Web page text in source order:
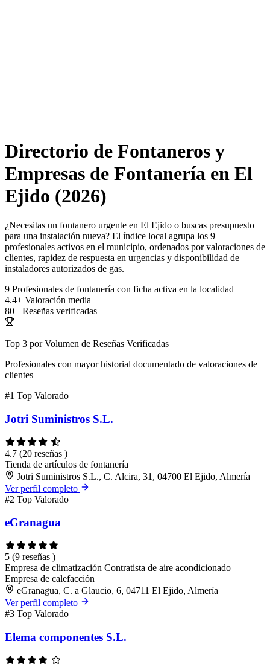
Directorio de Fontaneros y
Empresas de Fontanería en El
Ejido (2026)
¿Necesitas un fontanero urgente en El Ejido o buscas presupuesto
para una instalación nueva? El índice local agrupa los 9
profesionales activos en el municipio, ordenados por valoraciones de
clientes, rapidez de respuesta en urgencias y disponibilidad de
instaladores autorizados de gas.
9 Profesionales de fontanería con ficha activa en la localidad
4.4+ Valoración media
80+ Reseñas verificadas
Top 3 por Volumen de Reseñas Verificadas
Profesionales con mayor historial documentado de valoraciones de
clientes
#1 Top Valorado
Jotri Suministros S.L.
4.7 (20 reseñas )
Tienda de artículos de fontanería
Jotri Suministros S.L., C. Alcira, 31, 04700 El Ejido, Almería
Ver perfil completo
#2 Top Valorado
eGranagua
5 (9 reseñas )
Empresa de climatización Contratista de aire acondicionado
Empresa de calefacción
eGranagua, C. a Glaucio, 6, 04711 El Ejido, Almería
Ver perfil completo
#3 Top Valorado
Elema componentes S.L.